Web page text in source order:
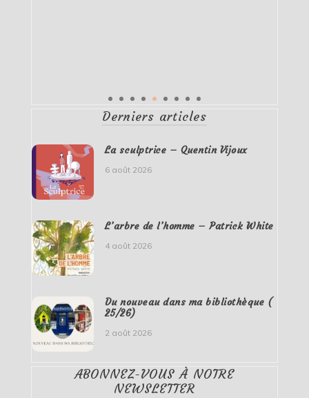
Derniers articles
La sculptrice – Quentin Vijoux
6 août 2026
L’arbre de l’homme – Patrick White
4 août 2026
Du nouveau dans ma bibliothèque (
25/26)
2 août 2026
ABONNEZ-VOUS À NOTRE
NEWSLETTER